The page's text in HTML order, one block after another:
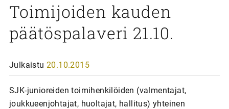
Toimijoiden kauden
päätöspalaveri 21.10.
Julkaistu 20.10.2015
SJK-junioreiden toimihenkilöiden (valmentajat,
joukkueenjohtajat, huoltajat, hallitus) yhteinen